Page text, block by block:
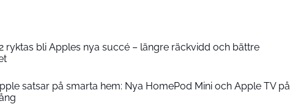
ryktas bli Apples nya succé – längre räckvidd och bättre
satsar på smarta hem: Nya HomePod Mini och Apple TV på